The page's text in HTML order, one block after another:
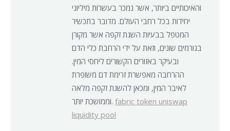
והאיכותיים ביותר, אשר נמכר בעשרות מיליוני
יחידות בכל רחבי העולם. מדובר בתכשיר
המטפל בבעיות השגת זקפה אשר מקורן
בגורמים שונים, וזאת על ידי הרחבת כלי הדם
ובעיקר באזורים הקשורים ליחסי המין.
ההרחבה מאפשרת זרימת דם משופרת
לאיבר המין, ומכאן להשגת זקפה מלאה
וממושכת יותר. fabric token uniswap
liquidity pool